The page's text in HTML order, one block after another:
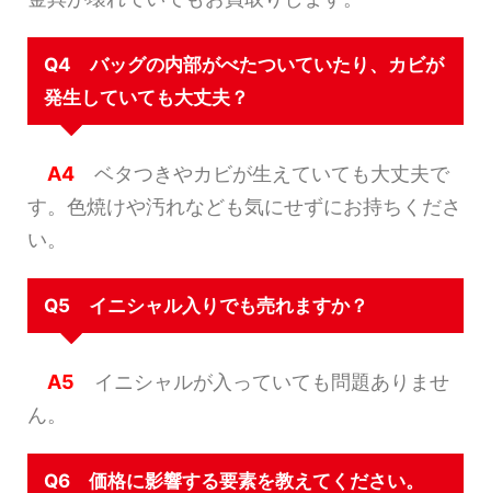
Q4 バッグの内部がべたついていたり、カビが
発生していても大丈夫？
A4 ベタつきやカビが生えていても大丈夫で
す。色焼けや汚れなども気にせずにお持ちくださ
い。
Q5 イニシャル入りでも売れますか？
A5 イニシャルが入っていても問題ありませ
ん。
Q6 価格に影響する要素を教えてください。